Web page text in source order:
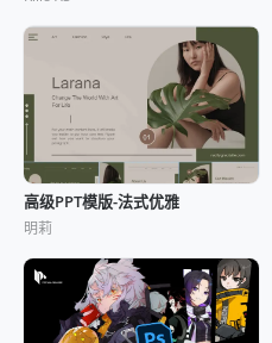
高级PPT模版-法式优雅
明莉